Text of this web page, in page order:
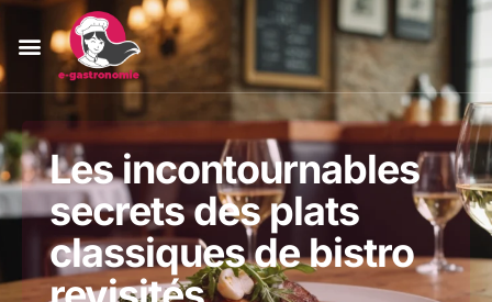
Les incontournables
secrets des plats
classiques de bistro